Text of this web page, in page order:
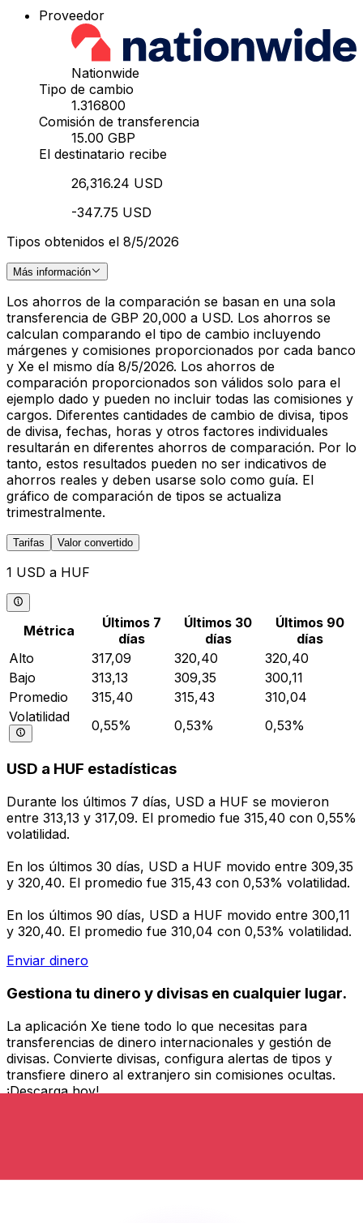
Proveedor
Nationwide
Tipo de cambio
1.316800
Comisión de transferencia
15.00 GBP
El destinatario recibe
26,316.24 USD
-347.75 USD
Tipos obtenidos el 8/5/2026
Más información
Los ahorros de la comparación se basan en una sola
transferencia de GBP 20,000 a USD. Los ahorros se
calculan comparando el tipo de cambio incluyendo
márgenes y comisiones proporcionados por cada banco
y Xe el mismo día 8/5/2026. Los ahorros de
comparación proporcionados son válidos solo para el
ejemplo dado y pueden no incluir todas las comisiones y
cargos. Diferentes cantidades de cambio de divisa, tipos
de divisa, fechas, horas y otros factores individuales
resultarán en diferentes ahorros de comparación. Por lo
tanto, estos resultados pueden no ser indicativos de
ahorros reales y deben usarse solo como guía. El
gráfico de comparación de tipos se actualiza
trimestralmente.
Tarifas Valor convertido
1 USD a HUF
Métrica
Últimos 7
días
Últimos 30
días
Últimos 90
días
Alto
317,09 320,40
320,40
Bajo
313,13 309,35
300,11
Promedio
315,40 315,43
310,04
Volatilidad
0,55% 0,53% 0,53%
USD a HUF estadísticas
Durante los últimos 7 días, USD a HUF se movieron
entre 313,13 y 317,09. El promedio fue 315,40 con 0,55%
volatilidad.
En los últimos 30 días, USD a HUF movido entre 309,35
y 320,40. El promedio fue 315,43 con 0,53% volatilidad.
En los últimos 90 días, USD a HUF movido entre 300,11
y 320,40. El promedio fue 310,04 con 0,53% volatilidad.
Enviar dinero
Gestiona tu dinero y divisas en cualquier lugar.
La aplicación Xe tiene todo lo que necesitas para
transferencias de dinero internacionales y gestión de
divisas. Convierte divisas, configura alertas de tipos y
transfiere dinero al extranjero sin comisiones ocultas.
¡Descarga hoy!